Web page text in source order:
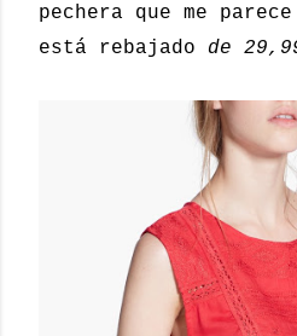
pechera que me
está rebajado de